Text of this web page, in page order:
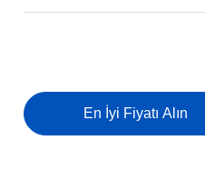
En İyi Fiyatı Alın